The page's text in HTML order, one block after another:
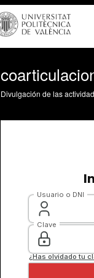
Divulgación de las